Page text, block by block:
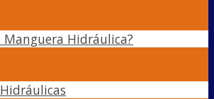
Manguera Hidráulica?